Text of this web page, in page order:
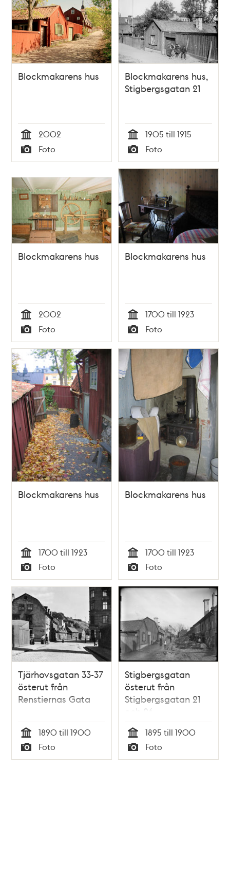
Blockmakarens hus
Tid
2002
Typ
Foto
Blockmakarens hus,
Stigbergsgatan 21
Tid
1905 till 1915
Typ
Foto
Blockmakarens hus
Tid
2002
Typ
Foto
Blockmakarens hus
Tid
1700 till 1923
Typ
Foto
Blockmakarens hus
Tid
1700 till 1923
Typ
Foto
Blockmakarens hus
Tid
1700 till 1923
Typ
Foto
Tjärhovsgatan 33-37
österut från
Renstiernas Gata
Tid
1890 till 1900
Typ
Foto
Stigbergsgatan
österut från
Stigbergsgatan 21
och 26.
Tid
1895 till 1900
Typ
Foto